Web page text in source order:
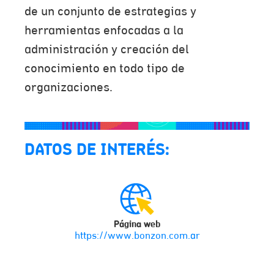
de un conjunto de estrategias y
herramientas enfocadas a la
administración y creación del
conocimiento en todo tipo de
organizaciones.
DATOS DE INTERÉS:
Página web
https://www.bonzon.com.ar